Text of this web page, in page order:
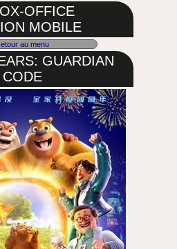
OFFICE
MOBILE
au menu
GUARDIAN
CODE